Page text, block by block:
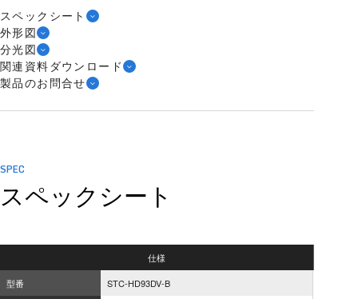
スペックシート
外形図
分光図
関連資料ダウンロード
製品のお問合せ
SPEC
スペックシート
仕様
型番
STC-HD93DV-B